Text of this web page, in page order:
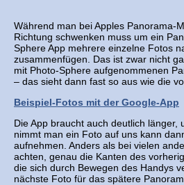
Während man bei Apples Panorama-
Richtung schwenken muss um ein
Sphere App mehrere einzelne Fotos
zusammenfügen. Das ist zwar nicht
mit Photo-Sphere aufgenommenen
– das sieht dann fast so aus wie die
Beispiel-Fotos mit der Google-App
Die App braucht auch deutlich
nimmt man ein Foto auf uns kann
aufnehmen. Anders als bei vielen
achten, genau die Kanten des
die sich durch Bewegen des Handys
nächste Foto für das spätere